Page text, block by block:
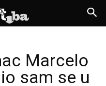
Marcelo
sam se u